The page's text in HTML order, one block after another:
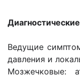
Ведущие
давления и
Мозжечковые: